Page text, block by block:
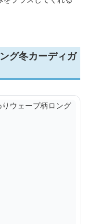
グ冬カーディガ